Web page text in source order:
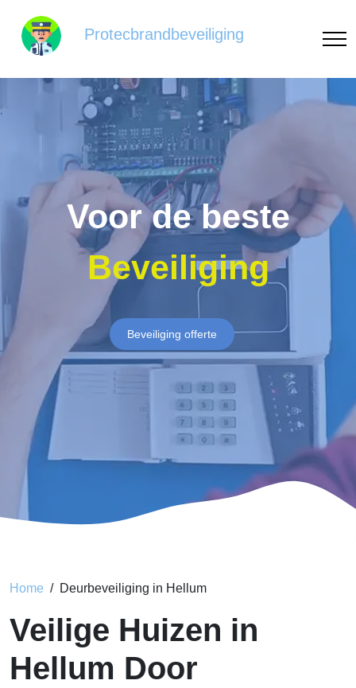
Protecbrandbeveiliging
Voor de beste
Beveiliging
Beveiliging offerte
Home Deurbeveiliging in Hellum
Veilige Huizen in
Hellum Door